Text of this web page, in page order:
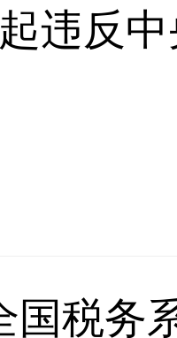
违反
国税务